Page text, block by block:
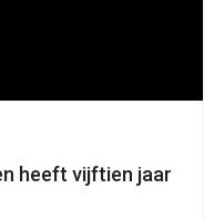
heeft vijftien jaar